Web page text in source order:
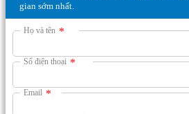
gian sớm nhất.
Họ và tên *
Số điện thoại *
Email *